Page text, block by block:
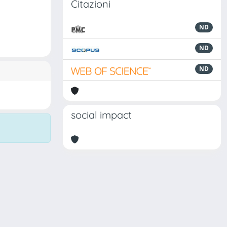
Citazioni
ND
ND
ND
social impact